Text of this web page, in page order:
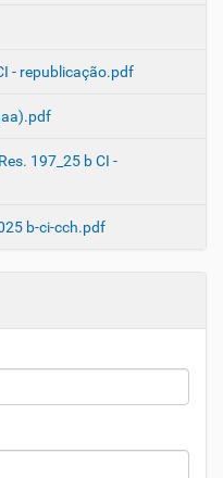
- republicação.pdf
197_25 b CI -
b-ci-cch.pdf